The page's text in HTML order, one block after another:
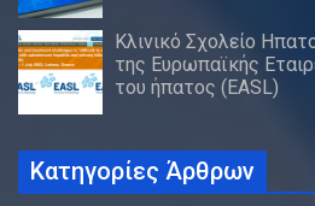
Κλινικό Σχολείο
της Ευρωπαϊκής
του ήπατος (EASL)
Κατηγορίες Άρθρων